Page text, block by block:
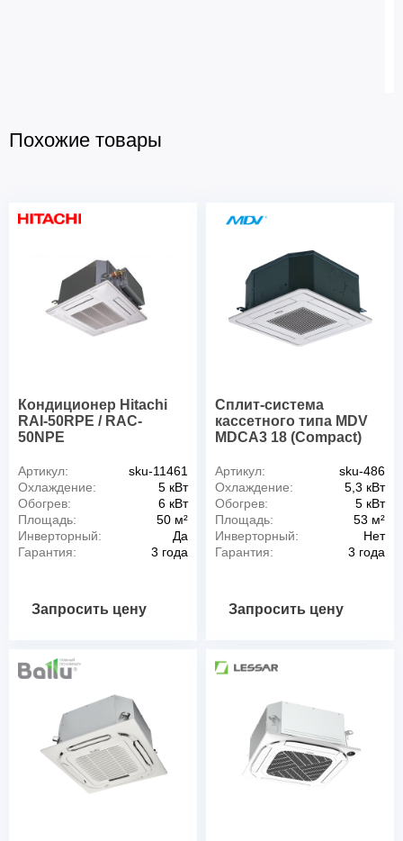
Похожие товары
Кондиционер Hitachi
RAI-50RPE / RAC-
50NPE
Артикул:
sku-11461
Охлаждение:
5 кВт
Обогрев:
6 кВт
Площадь:
50 м²
Инверторный:
Да
Гарантия:
3 года
Запросить цену
Сплит-система
кассетного типа MDV
MDCA3 18 (Compact)
Артикул:
sku-486
Охлаждение:
5,3 кВт
Обогрев:
5 кВт
Площадь:
53 м²
Инверторный:
Нет
Гарантия:
3 года
Запросить цену